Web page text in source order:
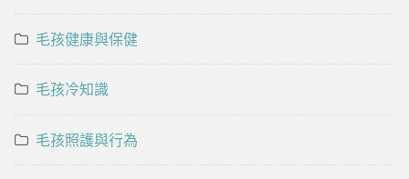
毛孩健康與保健
毛孩冷知識
毛孩照護與行為